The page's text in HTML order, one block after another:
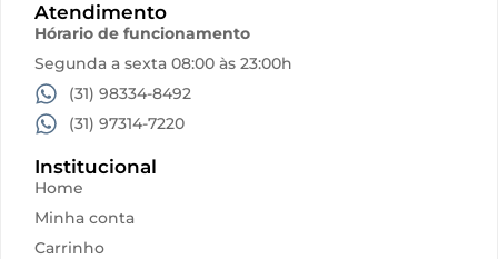
Linha Terapia Capilar
Máscara
Pele Sensivel
Pro Vegetal
Vitta
Atendimento
Hórario de funcionamento
Segunda a sexta 08:00 às 23:00h
(31) 98334-8492
(31) 97314-7220
Institucional
Home
Minha conta
Carrinho